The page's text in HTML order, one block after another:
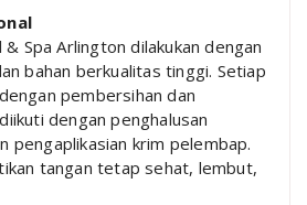
Spa Arlington dilakukan dengan
bahan berkualitas tinggi. Setiap
pembersihan dan
dengan penghalusan
pengaplikasian krim pelembap.
tangan tetap sehat, lembut,